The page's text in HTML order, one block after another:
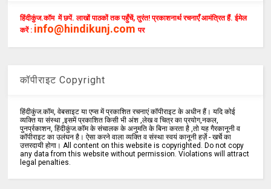
हिंदीकुंज.कॉम में छपें. लाखों पाठकों तक पहुँचें, तुरंत! प्रकाशनार्थ रचनाएँ आमंत्रित हैं. ईमेल
करें : info@hindikunj.com पर
कॉपीराइट Copyright
हिंदीकुंज.कॉम, वेबसाइट या एप्स में प्रकाशित रचनाएं कॉपीराइट के अधीन हैं। यदि कोई
व्यक्ति या संस्था ,इसमें प्रकाशित किसी भी अंश ,लेख व चित्र का प्रयोग,नकल,
पुनर्प्रकाशन, हिंदीकुंज.कॉम के संचालक के अनुमति के बिना करता है ,तो यह गैरकानूनी व
कॉपीराइट का उलंघन है। ऐसा करने वाला व्यक्ति व संस्था स्वयं कानूनी हर्ज़े - खर्चे का
उत्तरदायी होगा। All content on this website is copyrighted. Do not copy
any data from this website without permission. Violations will attract
legal penalties.